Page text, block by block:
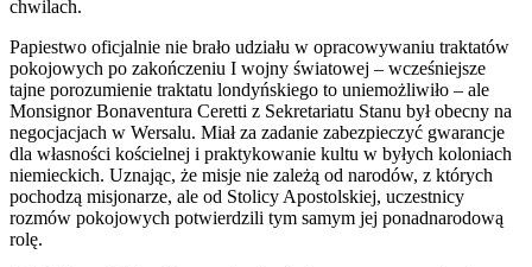
chwilach.
Papiestwo oficjalnie nie brało udziału w opracowywaniu traktatów
pokojowych po zakończeniu I wojny światowej – wcześniejsze
tajne porozumienie traktatu londyńskiego to uniemożliwiło – ale
Monsignor Bonaventura Ceretti z Sekretariatu Stanu był obecny na
negocjacjach w Wersalu. Miał za zadanie zabezpieczyć gwarancje
dla własności kościelnej i praktykowanie kultu w byłych koloniach
niemieckich. Uznając, że misje nie zależą od narodów, z których
pochodzą misjonarze, ale od Stolicy Apostolskiej, uczestnicy
rozmów pokojowych potwierdzili tym samym jej ponadnarodową
rolę.